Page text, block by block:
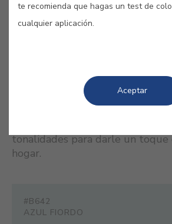
Frescos y atrevidos, los
al mar y las olas para hacernos
tonalidades para darle un
hogar.
#B642
AZUL FIORDO
te recomienda que hagas un test de
cualquier aplicación.
Aceptar